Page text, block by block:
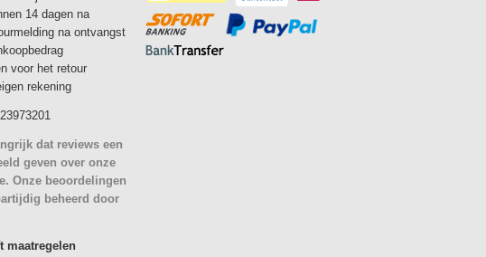
14 dagen na
na ontvangst
voor het retour
rekening
dat reviews een
geven over onze
Onze beoordelingen
beheerd door
maatregelen